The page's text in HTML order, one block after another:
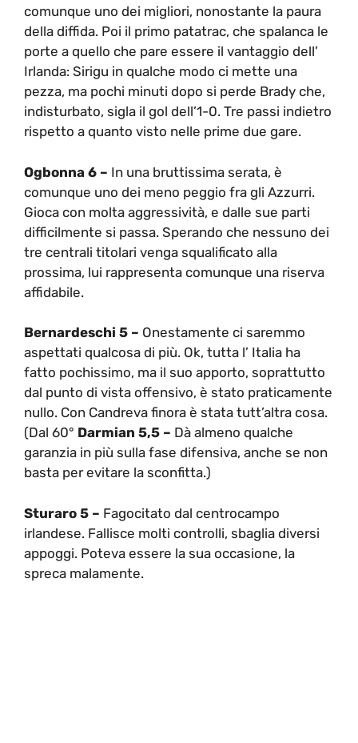
comunque uno dei migliori, nonostante la paura
della diffida. Poi il primo patatrac, che spalanca le
porte a quello che pare essere il vantaggio dell’
Irlanda: Sirigu in qualche modo ci mette una
pezza, ma pochi minuti dopo si perde Brady che,
indisturbato, sigla il gol dell’1-0. Tre passi indietro
rispetto a quanto visto nelle prime due gare.
Ogbonna 6 – In una bruttissima serata, è
comunque uno dei meno peggio fra gli Azzurri.
Gioca con molta aggressività, e dalle sue parti
difficilmente si passa. Sperando che nessuno dei
tre centrali titolari venga squalificato alla
prossima, lui rappresenta comunque una riserva
affidabile.
Bernardeschi 5 – Onestamente ci saremmo
aspettati qualcosa di più. Ok, tutta l’ Italia ha
fatto pochissimo, ma il suo apporto, soprattutto
dal punto di vista offensivo, è stato praticamente
nullo. Con Candreva finora è stata tutt’altra cosa.
(Dal 60° Darmian 5,5 – Dà almeno qualche
garanzia in più sulla fase difensiva, anche se non
basta per evitare la sconfitta.)
Sturaro 5 – Fagocitato dal centrocampo
irlandese. Fallisce molti controlli, sbaglia diversi
appoggi. Poteva essere la sua occasione, la
spreca malamente.